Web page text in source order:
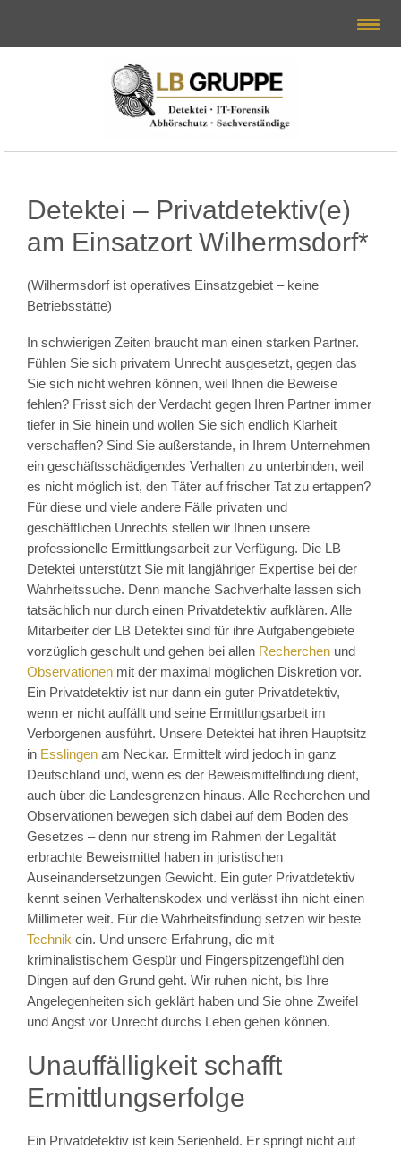
Detektei – Privatdetektiv(e)
am Einsatzort Wilhermsdorf*
(Wilhermsdorf ist operatives Einsatzgebiet – keine
Betriebsstätte)
In schwierigen Zeiten braucht man einen starken Partner.
Fühlen Sie sich privatem Unrecht ausgesetzt, gegen das
Sie sich nicht wehren können, weil Ihnen die Beweise
fehlen? Frisst sich der Verdacht gegen Ihren Partner immer
tiefer in Sie hinein und wollen Sie sich endlich Klarheit
verschaffen? Sind Sie außerstande, in Ihrem Unternehmen
ein geschäftsschädigendes Verhalten zu unterbinden, weil
es nicht möglich ist, den Täter auf frischer Tat zu ertappen?
Für diese und viele andere Fälle privaten und
geschäftlichen Unrechts stellen wir Ihnen unsere
professionelle Ermittlungsarbeit zur Verfügung. Die LB
Detektei unterstützt Sie mit langjähriger Expertise bei der
Wahrheitssuche. Denn manche Sachverhalte lassen sich
tatsächlich nur durch einen Privatdetektiv aufklären. Alle
Mitarbeiter der LB Detektei sind für ihre Aufgabengebiete
vorzüglich geschult und gehen bei allen Recherchen und
Observationen mit der maximal möglichen Diskretion vor.
Ein Privatdetektiv ist nur dann ein guter Privatdetektiv,
wenn er nicht auffällt und seine Ermittlungsarbeit im
Verborgenen ausführt. Unsere Detektei hat ihren Hauptsitz
in Esslingen am Neckar. Ermittelt wird jedoch in ganz
Deutschland und, wenn es der Beweismittelfindung dient,
auch über die Landesgrenzen hinaus. Alle Recherchen und
Observationen bewegen sich dabei auf dem Boden des
Gesetzes – denn nur streng im Rahmen der Legalität
erbrachte Beweismittel haben in juristischen
Auseinandersetzungen Gewicht. Ein guter Privatdetektiv
kennt seinen Verhaltenskodex und verlässt ihn nicht einen
Millimeter weit. Für die Wahrheitsfindung setzen wir beste
Technik ein. Und unsere Erfahrung, die mit
kriminalistischem Gespür und Fingerspitzengefühl den
Dingen auf den Grund geht. Wir ruhen nicht, bis Ihre
Angelegenheiten sich geklärt haben und Sie ohne Zweifel
und Angst vor Unrecht durchs Leben gehen können.
Unauffälligkeit schafft
Ermittlungserfolge
Ein Privatdetektiv ist kein Serienheld. Er springt nicht auf